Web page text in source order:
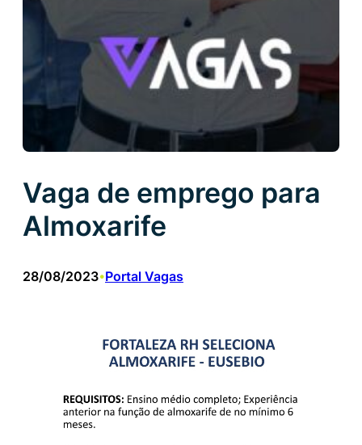
Vaga de emprego para
Almoxarife
28/08/2023•Portal Vagas